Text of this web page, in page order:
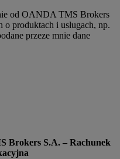
od OANDA TMS Brokers
produktach i usługach, np.
przeze mnie dane
Brokers S.A. – Rachunek